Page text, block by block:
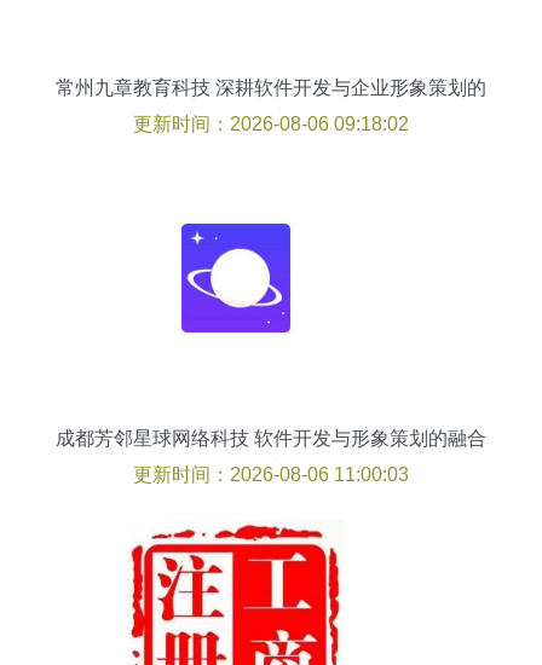
常州九章教育科技 深耕软件开发与企业形象策划的
品牌力量
更新时间：2026-08-06 09:18:02
成都芳邻星球网络科技 软件开发与形象策划的融合
创新
更新时间：2026-08-06 11:00:03